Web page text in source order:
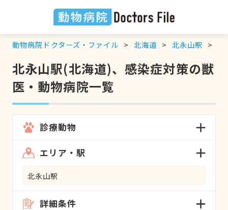
動物病院ドクターズ・ファイル 北海道 北永山駅
北永山駅(北海道)、感染症対策の獣
医・動物病院一覧
診療動物
エリア・駅
北永山駅
詳細条件